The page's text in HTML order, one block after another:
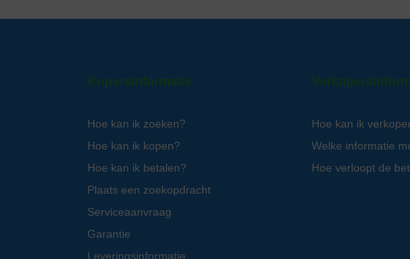
Kopersinformatie
Hoe kan ik zoeken?
Hoe kan ik kopen?
Hoe kan ik betalen?
Plaats een zoekopdracht
Serviceaanvraag
Garantie
Leveringsinformatie
Hoe kan ik
Welke informatie
Hoe verloopt de